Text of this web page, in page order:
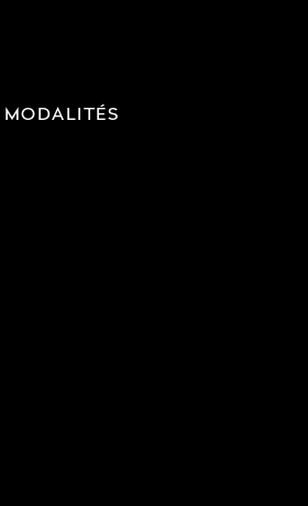
MODALITÉS